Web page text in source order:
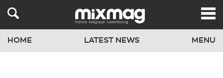
HOME LATEST NEWS MENU